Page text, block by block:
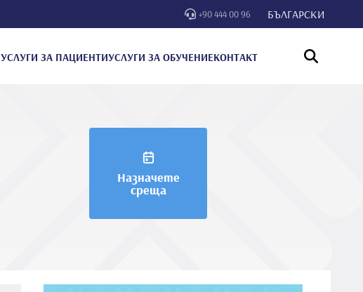
+90 444 00 96 БЪЛГАРСКИ
УСЛУГИ ЗА ПАЦИЕНТИУСЛУГИ ЗА ОБУЧЕНИЕКОНТАКТ
Назначете
среща